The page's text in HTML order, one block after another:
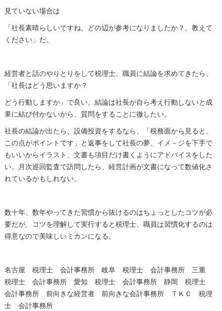
見ていない場合は
「社長素晴らしいですね。どの辺が参考になりましたか？、教えて
ください」だ。
経営者と話のやりとりをして税理士、職員に結論を求めてきたら、
「社長はどう思いますか？
どう行動しますか」で良い。結論は社長が自ら考え行動しないと成
果に結び付かないから、質問をすることに徹したい。
社長の結論が出たら、設備投資をするなら、「税務面から見ると、
この点がポイントです」と返事をして社長の夢、イメ－ジを下手で
もいいからイラスト、文書も項目だけ書くようにアドバイスをした
い。月次巡回監査で訪問したら、経営計画が文書になって数値化さ
れているかもしれない。
数十年、数年やってきた習慣から抜けるのはちょっとしたコツが必
要だが、コツを理解して実行すると税理士、職員は習慣化するのは
得意なので美味しいミカンになる。
名古屋 税理士 会計事務所 岐阜 税理士 会計事務所 三重
税理士 会計事務所 愛知 税理士 会計事務所 静岡 税理士
会計事務所 前向きな経営者 前向きな会計事務所 ＴＫＣ 税理
士 会計事務所